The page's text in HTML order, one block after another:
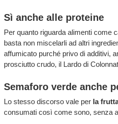
Sì anche alle proteine
Per quanto riguarda alimenti come
basta non miscelarli ad altri
affumicato purché privo di additivi,
prosciutto crudo, il Lardo di
Semaforo verde anche
Lo stesso discorso vale per la
consumati così come sono, senza